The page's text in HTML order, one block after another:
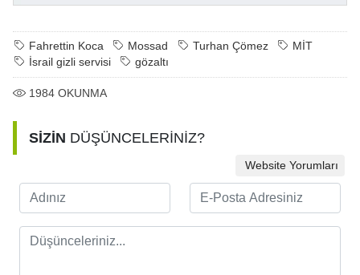
Fahrettin Koca Mossad Turhan Çömez
MİT
İsrail gizli servisi
gözaltı
1984 OKUNMA
SİZİN DÜŞÜNCELERİNİZ?
Website Yorumları